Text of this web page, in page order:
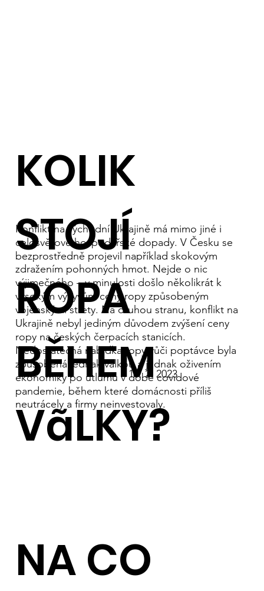
Konflikt na východní Ukrajině má mimo jiné i
celosvětové hospodářské dopady. V Česku se
bezprostředně projevil například skokovým
zdražením pohonných hmot. Nejde o nic
výjimečného – v minulosti došlo několikrát k
vysokým výkyvům ceny ropy způsobeným
vojenskými střety. Na druhou stranu, konflikt na
Ukrajině nebyl jediným důvodem zvýšení ceny
ropy na českých čerpacích stanicích.
Nedostatečná nabídka ropy vůči poptávce byla
způsobená jednak válkou a jednak oživením
ekonomiky po útlumu v době covidové
pandemie, během které domácnosti příliš
neutrácely a firmy neinvestovaly.
KOLIK
STOJÍ
ROPA
BĚHEM
VãLKY?
16. 2. 2023
NA CO